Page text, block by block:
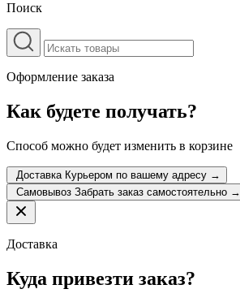
Поиск
Оформление заказа
Как будете получать?
Способ можно будет изменить в корзине
Доставка Курьером по вашему адресу →
Самовывоз Забрать заказ самостоятельно →
Доставка
Куда привезти заказ?